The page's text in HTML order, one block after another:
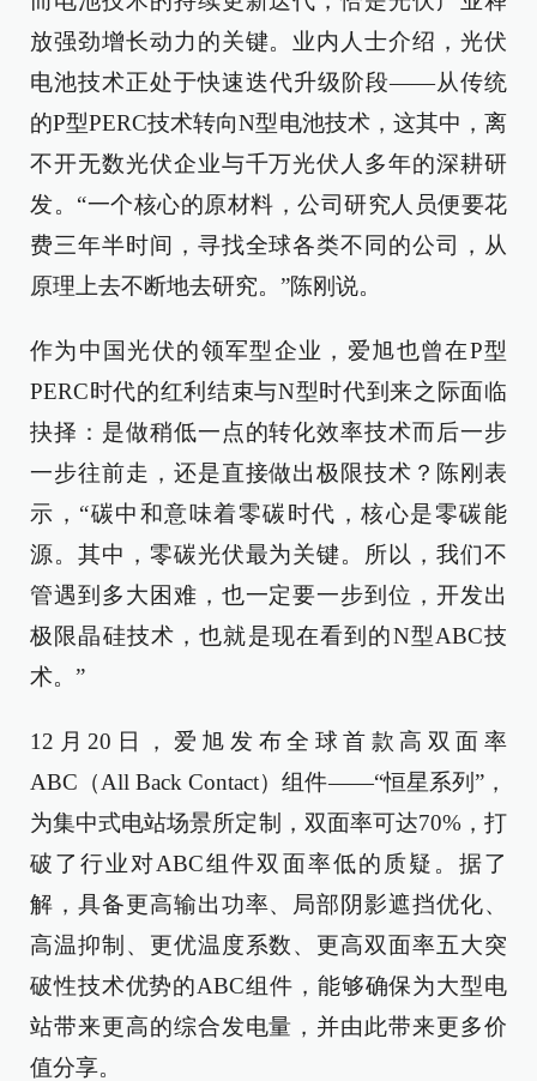
放强劲增长动力的关键。业内人士介绍，光伏
电池技术正处于快速迭代升级阶段——从传统
的P型PERC技术转向N型电池技术，这其中，离
不开无数光伏企业与千万光伏人多年的深耕研
发。“一个核心的原材料，公司研究人员便要花
费三年半时间，寻找全球各类不同的公司，从
原理上去不断地去研究。”陈刚说。
作为中国光伏的领军型企业，爱旭也曾在P型
PERC时代的红利结束与N型时代到来之际面临
抉择：是做稍低一点的转化效率技术而后一步
一步往前走，还是直接做出极限技术？陈刚表
示，“碳中和意味着零碳时代，核心是零碳能
源。其中，零碳光伏最为关键。所以，我们不
管遇到多大困难，也一定要一步到位，开发出
极限晶硅技术，也就是现在看到的N型ABC技
术。”
12月20日，爱旭发布全球首款高双面率
ABC（All Back Contact）组件——“恒星系列”，
为集中式电站场景所定制，双面率可达70%，打
破了行业对ABC组件双面率低的质疑。据了
解，具备更高输出功率、局部阴影遮挡优化、
高温抑制、更优温度系数、更高双面率五大突
破性技术优势的ABC组件，能够确保为大型电
站带来更高的综合发电量，并由此带来更多价
值分享。